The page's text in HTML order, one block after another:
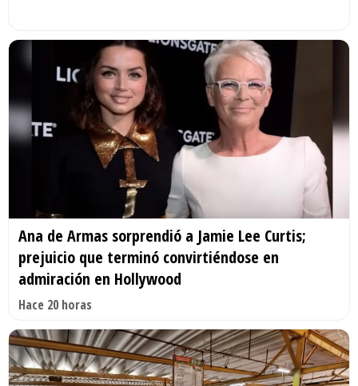
Ana de Armas sorprendió a Jamie Lee Curtis;
prejuicio que terminó convirtiéndose en
admiración en Hollywood
Hace 20 horas